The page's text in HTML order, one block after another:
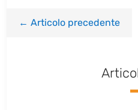
←Articolo precedente